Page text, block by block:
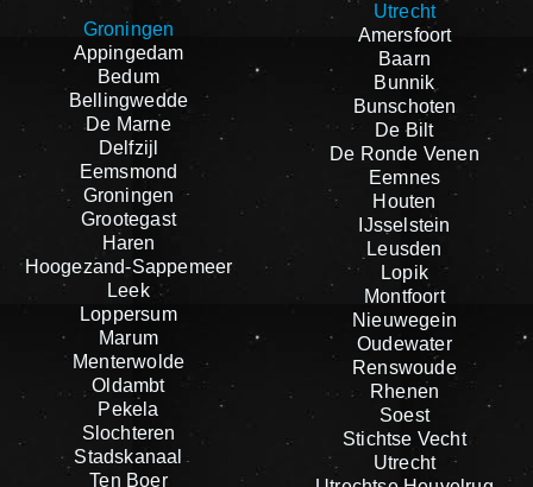
Groningen
Appingedam
Bedum
Bellingwedde
De Marne
Delfzijl
Eemsmond
Groningen
Grootegast
Haren
Hoogezand-Sappemeer
Leek
Loppersum
Marum
Menterwolde
Oldambt
Pekela
Slochteren
Stadskanaal
Ten Boer
Utrecht
Amersfoort
Baarn
Bunnik
Bunschoten
De Bilt
De Ronde Venen
Eemnes
Houten
IJsselstein
Leusden
Lopik
Montfoort
Nieuwegein
Oudewater
Renswoude
Rhenen
Soest
Stichtse Vecht
Utrecht